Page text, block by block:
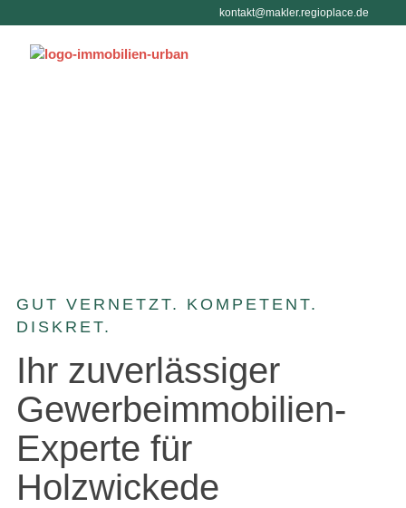
kontakt@makler.regioplace.de
GUT VERNETZT. KOMPETENT.
DISKRET.
Ihr zuverlässiger
Gewerbeimmobilien-
Experte für
Holzwickede